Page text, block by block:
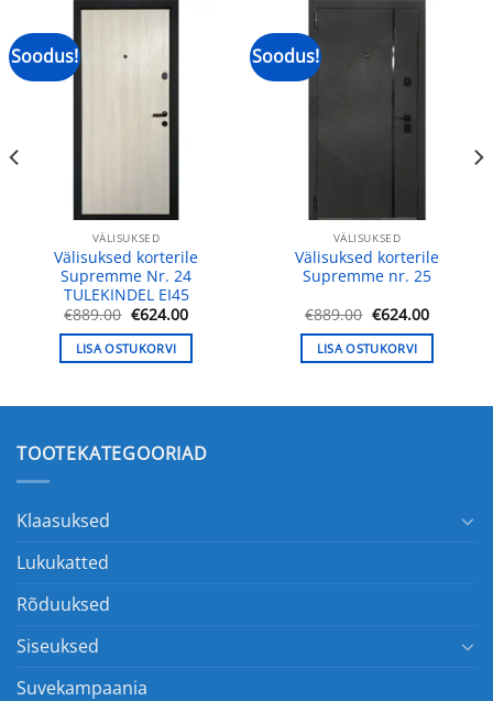
Soodus!
VÄLISUKSED
Välisuksed korterile
Supremme Nr. 24
TULEKINDEL EI45
€889.00 Algne
oli:
€889.00.
€624.00Praegune
on:
€624.00.
LISA OSTUKORVI
Soodus!
VÄLISUKSED
Välisuksed korterile
Supremme nr. 25
€889.00 Algne
oli:
€889.00.
€624.00
on:
€624.00.
LISA OSTUKORVI
TOOTEKATEGOORIAD
Klaasuksed
Lukukatted
Rõduuksed
Siseuksed
Suvekampaania